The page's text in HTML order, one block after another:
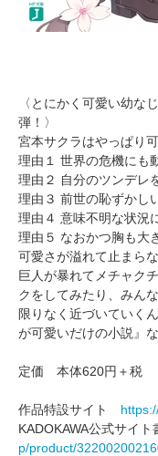
〈とにかく可愛い幼な
弾！〉
宮本サクラはやっぱり
理由１ 世界の危機にも
理由２ 自分のツンデレ
理由３ 前世の恥ずかし
理由４ 意味不明な状況
理由５ なおかつ胸も大
可愛さが溢れて止まら
巨人が暴れてメチャク
クをしてみたり、みん
限りなく近づいていく
が可愛いだけの小説』
定価 本体620円＋税
作品特設サイト
KADOKAWA公式サイ
p/product/